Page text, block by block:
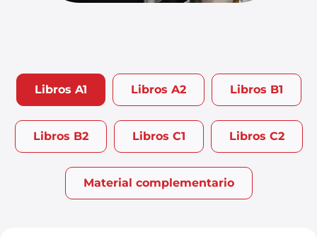
Libros A1 Libros A2 Libros B1
Libros B2 Libros C1 Libros C2
Material complementario